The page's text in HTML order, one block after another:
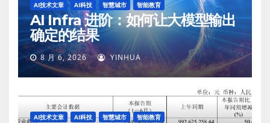
AI技术文章 AI科技 智慧城市 智能教育
AI Infra 进阶：如何让大模型输出
确定的结果
8 月 6, 2026 YINHUA
AI技术文章 AI科技 智慧城市 智能教育